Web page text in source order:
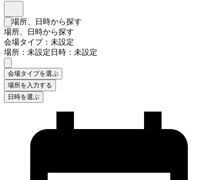
検索フォームを閉じる
場所、日時から探す
場所、日時から探す
会場タイプ：未設定
場所：未設定日時：未設定
会場タイプを選ぶ
場所を入力する
日時を選ぶ